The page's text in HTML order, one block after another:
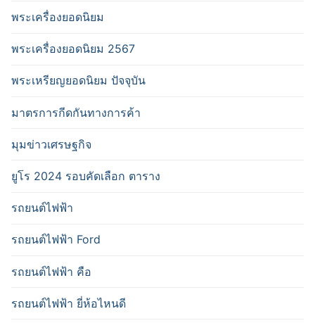
พระเครื่องยอดนิยม
พระเครื่องยอดนิยม 2567
พระเหรียญยอดนิยม ปัจจุบัน
มาตรการกีดกันทางการค้า
มุมข่าวเศรษฐกิจ
ยูโร 2024 รอบคัดเลือก ตาราง
รถยนต์ไฟฟ้า
รถยนต์ไฟฟ้า Ford
รถยนต์ไฟฟ้า คือ
รถยนต์ไฟฟ้า ยี่ห้อไหนดี